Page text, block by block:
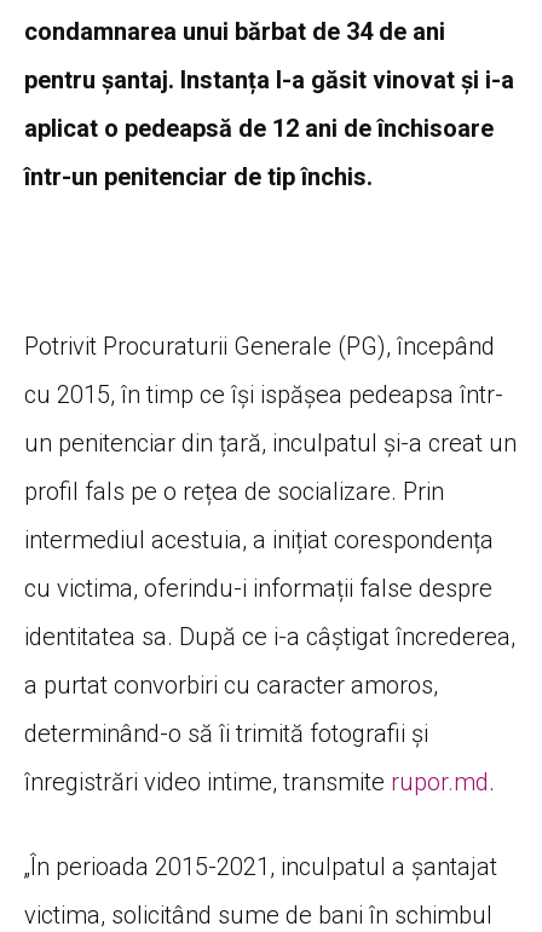
condamnarea unui bărbat de 34 de ani
pentru șantaj. Instanța l-a găsit vinovat și i-a
aplicat o pedeapsă de 12 ani de închisoare
într-un penitenciar de tip închis.
Potrivit Procuraturii Generale (PG), începând
cu 2015, în timp ce își ispășea pedeapsa într-
un penitenciar din țară, inculpatul și-a creat un
profil fals pe o rețea de socializare. Prin
intermediul acestuia, a inițiat corespondența
cu victima, oferindu-i informații false despre
identitatea sa. După ce i-a câștigat încrederea,
a purtat convorbiri cu caracter amoros,
determinând-o să îi trimită fotografii și
înregistrări video intime, transmite rupor.md.
„În perioada 2015-2021, inculpatul a șantajat
victima, solicitând sume de bani în schimbul